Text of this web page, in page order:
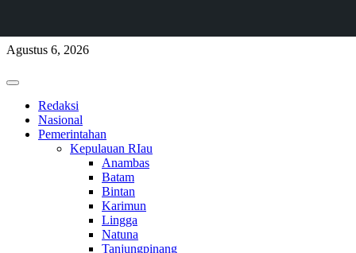
Skip
content
Agustus 6, 2026
Primary
Redaksi
Nasional
Pemerintahan
Kepulauan RIau
Anambas
Batam
Bintan
Karimun
Lingga
Natuna
Tanjungpinang